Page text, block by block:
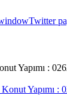
Twitter
Yapımı :